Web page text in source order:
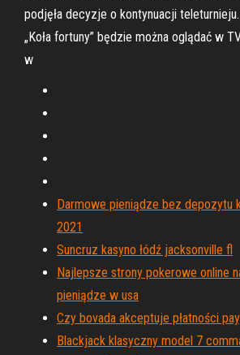
podjęła decyzje o kontynuacji
„Koła fortuny” będzie można oglądać w
w
Darmowe pieniądze bez depozytu
2021
Suncruz kasyno łódź jacksonville fl
Najlepsze strony pokerowe online
pieniądze w usa
Czy bovada akceptuje płatności
Blackjack klasyczny model 7